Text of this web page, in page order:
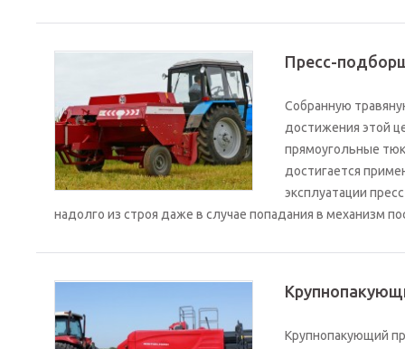
Пресс-
Собранную
достижения этой
прямоугольные
достигается
эксплуатации
надолго из строя даже в случае попадания в механизм
Крупнопакующий